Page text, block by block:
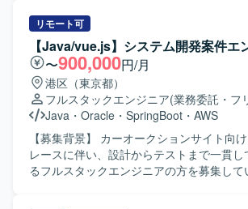
いただきます。 具体的には、自治体向け健
Web／Androidアプリ開発、サイネージ受
Androidアプリ開発、PHP／Node.jsを用い
ド・Webシステム開発、Kotlinによる
プリ開発、REST API連携やDB設計、管理
改善、機能追加・改修対応、iOS／Web／
の仕様調整・連携開発、Firebaseやクラウ
用したアプリ連携、保守運用や障害調査
改善対応などを行っていただきます。 【求める人物像】 フ
ロントエンドからバックエンドまで幅広い
リモート可
【Java/vue.js】システム開発案件エ
〜900,000円/月
港区（東京都）
フルスタックエンジニア(業務委託・フ
Java ・ Oracle ・ SpringBoot ・ AWS
【募集背景】 カーオークションサイト向
レースに伴い、設計からテストまで一貫
るフルスタックエンジニアの方を募集しています